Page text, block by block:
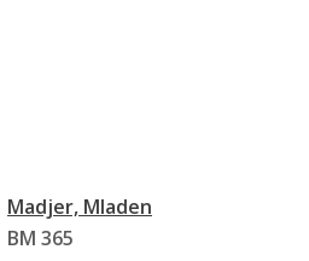
Madjer, Mladen
BM 365